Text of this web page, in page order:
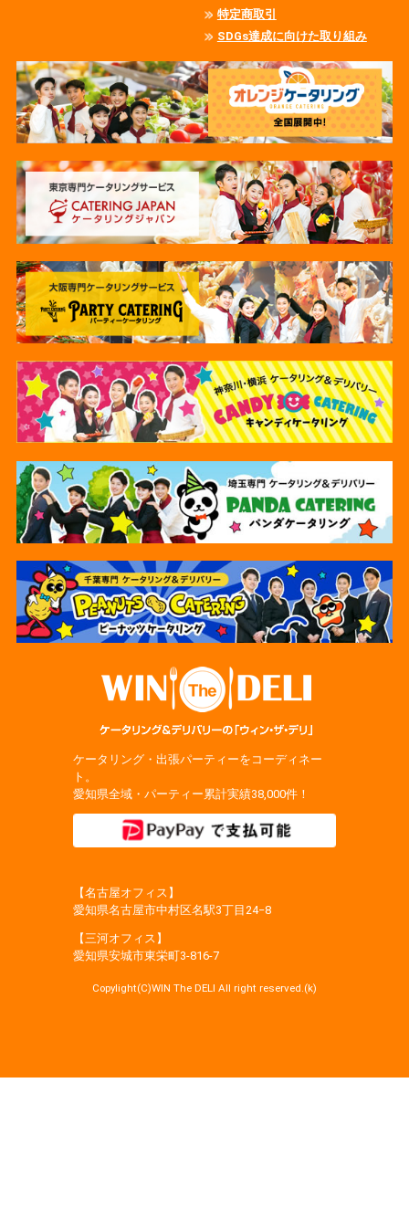
特定商取引
SDGs達成に向けた取り組み
ケータリング・出張パーティーをコーディネー
ト。
愛知県全域・パーティー累計実績38,000件！
【名古屋オフィス】
愛知県名古屋市中村区名駅3丁目24−8
【三河オフィス】
愛知県安城市東栄町3‐816‐7
Copylight(C)WIN The DELI All right reserved.(k)